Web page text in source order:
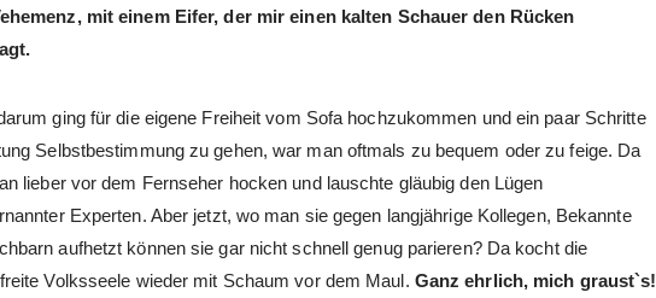
mit einem Eifer, der mir einen kalten Schauer den Rücken
ging für die eigene Freiheit vom Sofa hochzukommen und ein paar Schritte
Selbstbestimmung zu gehen, war man oftmals zu bequem oder zu feige. Da
lieber vor dem Fernseher hocken und lauschte gläubig den Lügen
Experten. Aber jetzt, wo man sie gegen langjährige Kollegen, Bekannte
aufhetzt können sie gar nicht schnell genug parieren? Da kocht die
Volksseele wieder mit Schaum vor dem Maul. Ganz ehrlich, mich graust`s!